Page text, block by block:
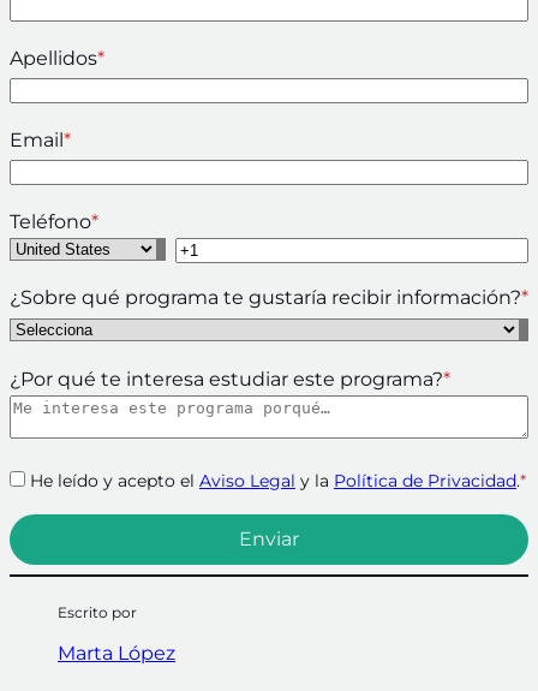
Apellidos*
Email *
Teléfono*
¿Sobre qué programa te gustaría recibir información?*
¿Por qué te interesa estudiar este programa?*
He leído y acepto el Aviso Legal y la Política de Privacidad.*
Escrito por
Marta López